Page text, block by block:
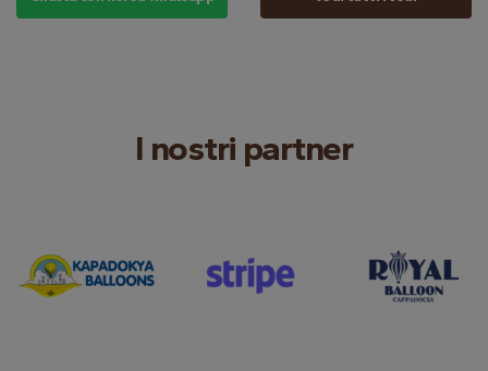
I nostri partner